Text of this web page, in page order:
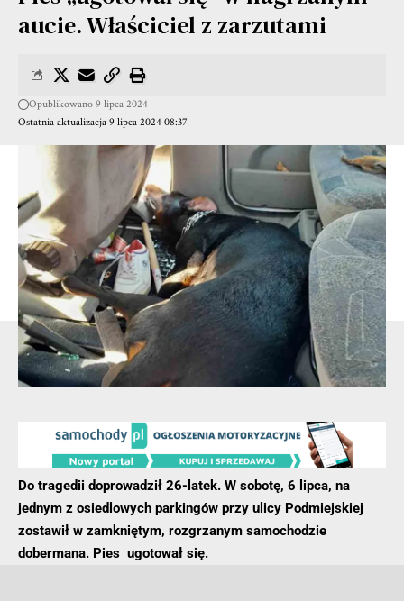
W dniu, 4 lipca, funkcjonariusze z Placówki SG w Wrocławiu-
Strachowicach podczas realizacji zadań skontrolowali
jadące w kierunku granicy z Niemcami dwa osobowe
samochody na polskich tablicach rejestracyjnych.
Kierowcami pojazdów byli obywatele Ukrainy. Okazało się, że
przewozili dziesięciu nielegalnych migrantów pochodzących
z Somalii. Siedzieli nawet w bagażnikach.
- Reklama -
aucie. Właściciel z zarzutami
Ostatnia aktualizacja 9 lipca 2024 08:37
Opublikowano 9 lipca 2024
Do tragedii doprowadził 26-latek. W sobotę, 6 lipca, na
jednym z osiedlowych parkingów przy ulicy Podmiejskiej
zostawił w zamkniętym, rozgrzanym samochodzie
dobermana. Pies ugotował się.